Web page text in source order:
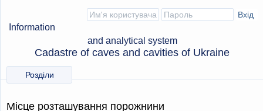
Information
and analytical system
Cadastre of caves and cavities of Ukraine
Розділи
Місце розташування порожнини